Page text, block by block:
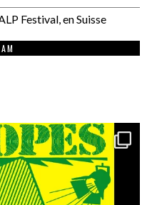
Festival, en Suisse